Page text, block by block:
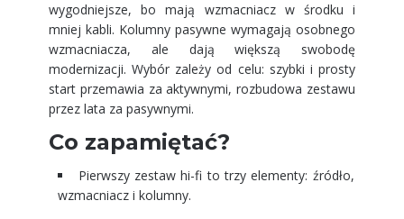
wygodniejsze, bo mają wzmacniacz w środku i
mniej kabli. Kolumny pasywne wymagają osobnego
wzmacniacza, ale dają większą swobodę
modernizacji. Wybór zależy od celu: szybki i prosty
start przemawia za aktywnymi, rozbudowa zestawu
przez lata za pasywnymi.
Co zapamiętać?
Pierwszy zestaw hi-fi to trzy elementy: źródło,
wzmacniacz i kolumny.